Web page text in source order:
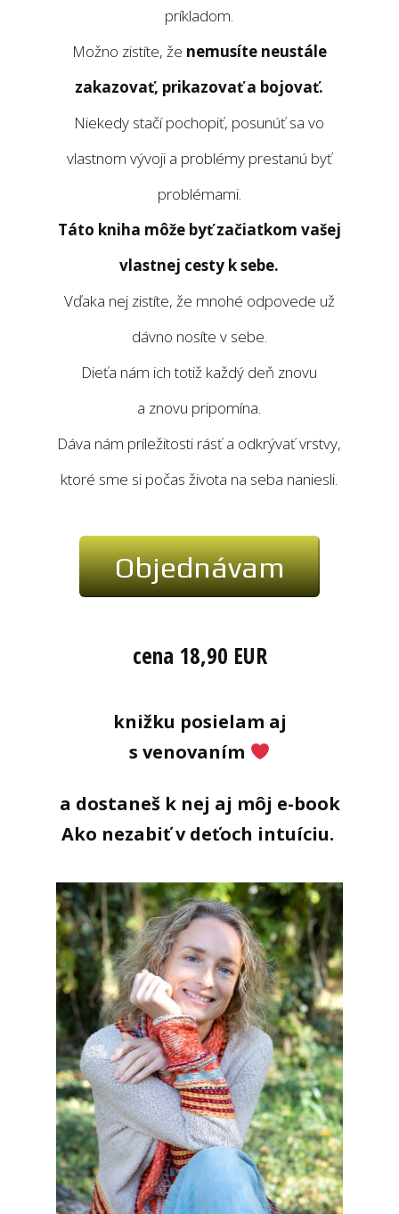
príkladom.
Možno zistíte, že nemusíte neustále
zakazovať, prikazovať a bojovať.
Niekedy stačí pochopiť, posunúť sa vo
vlastnom vývoji a problémy prestanú byť
problémami.
Táto kniha môže byť začiatkom vašej
vlastnej cesty k sebe.
Vďaka nej zistíte, že mnohé odpovede už
dávno nosíte v sebe.
Dieťa nám ich totiž každý deň znovu
a znovu pripomína.
Dáva nám príležitosti rásť a odkrývať vrstvy,
ktoré sme si počas života na seba naniesli.
Objednávam
cena 18,90 EUR
knižku posielam aj
s venovaním
a dostaneš k nej aj môj e-book
Ako nezabiť v deťoch intuíciu.